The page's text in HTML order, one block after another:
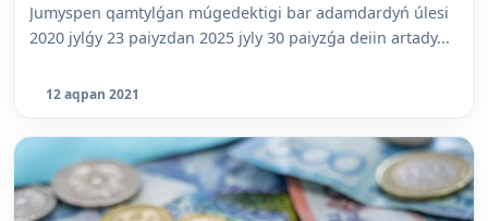
Jumyspen qamtylǵan múgedektigi bar adamdardyń úlesi
2020 jylǵy 23 paiyzdan 2025 jyly 30 paiyzǵa deiin artady...
12 aqpan 2021